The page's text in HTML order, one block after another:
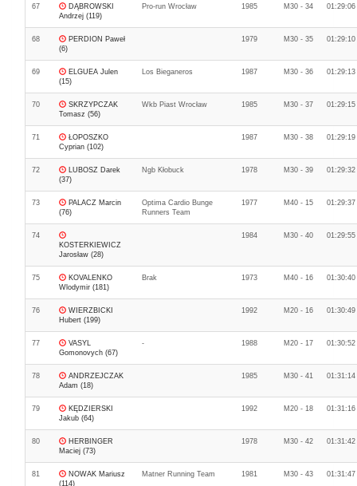
67
DĄBROWSKI
Andrzej (119)
Pro-run Wrocław 1985 M30 - 34 01:29:06
68
PERDION Paweł
(6)
1979 M30 - 35 01:29:10
69
ELGUEA Julen
(15)
Los Bieganeros 1987 M30 - 36 01:29:13
70
SKRZYPCZAK
Tomasz (56)
Wkb Piast Wrocław 1985 M30 - 37 01:29:15
71
ŁOPOSZKO
Cyprian (102)
1987 M30 - 38 01:29:19
72
LUBOSZ Darek
(37)
Ngb Kłobuck 1978 M30 - 39 01:29:32
73
PALACZ Marcin
(76)
Optima Cardio Bunge
Runners Team
1977 M40 - 15 01:29:37
74
KOSTERKIEWICZ
Jarosław (28)
1984 M30 - 40 01:29:55
75
KOVALENKO
Wlodymir (181)
Brak 1973 M40 - 16 01:30:40
76
WIERZBICKI
Hubert (199)
1992 M20 - 16 01:30:49
77
VASYL
Gomonovych (67)
- 1988 M20 - 17 01:30:52
78
ANDRZEJCZAK
Adam (18)
1985 M30 - 41 01:31:14
79
KĘDZIERSKI
Jakub (64)
1992 M20 - 18 01:31:16
80
HERBINGER
Maciej (73)
1978 M30 - 42 01:31:42
81
NOWAK Mariusz
(114)
Matner Running Team 1981 M30 - 43 01:31:47